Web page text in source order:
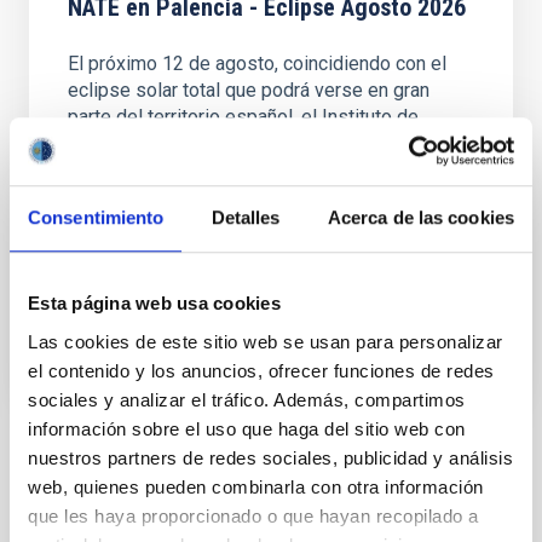
Consentimiento Detalles Acerca de las cookies
Esta página web usa cookies
Las cookies de este sitio web se usan para personalizar
el contenido y los anuncios, ofrecer funciones de redes
sociales y analizar el tráfico. Además, compartimos
información sobre el uso que haga del sitio web con
nuestros partners de redes sociales, publicidad y análisis
web, quienes pueden combinarla con otra información
que les haya proporcionado o que hayan recopilado a
NATE en Palencia - Eclipse Agosto 2026
El próximo 12 de agosto, coincidiendo con el
eclipse solar total que podrá verse en gran
parte del territorio español, el Instituto de
Astrofísica de Canarias (IAC), referente mundial
mayoría al proyecto NATE
Go back